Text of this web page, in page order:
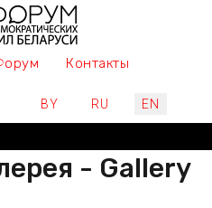
Контакты
Select your language
BY RU EN
- Gallery